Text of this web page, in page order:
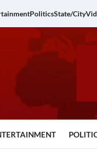
PoliticsState/City